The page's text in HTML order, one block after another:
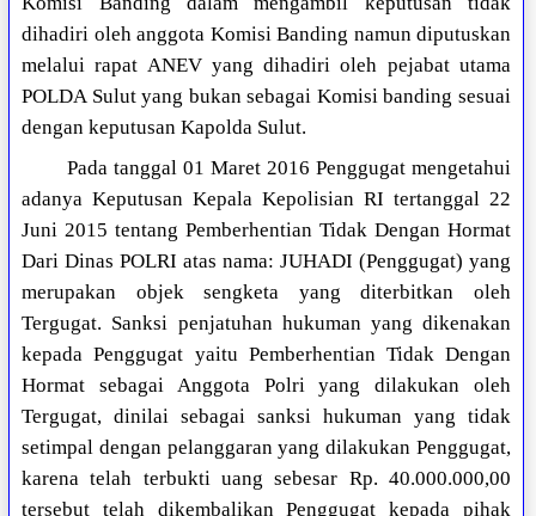
dihadiri oleh anggota Komisi Banding namun diputuskan
melalui rapat ANEV yang dihadiri oleh pejabat utama
POLDA Sulut yang bukan sebagai Komisi banding sesuai
dengan keputusan Kapolda Sulut.
Pada tanggal 01 Maret 2016 Penggugat mengetahui
adanya Keputusan Kepala Kepolisian RI tertanggal 22
Juni 2015 tentang Pemberhentian Tidak Dengan Hormat
Dari Dinas POLRI atas nama: JUHADI (Penggugat) yang
merupakan objek sengketa yang diterbitkan oleh
Tergugat. Sanksi penjatuhan hukuman yang dikenakan
kepada Penggugat yaitu Pemberhentian Tidak Dengan
Hormat sebagai Anggota Polri yang dilakukan oleh
Tergugat, dinilai sebagai sanksi hukuman yang tidak
setimpal dengan pelanggaran yang dilakukan Penggugat,
karena telah terbukti uang sebesar Rp. 40.000.000,00
tersebut telah dikembalikan Penggugat kepada pihak